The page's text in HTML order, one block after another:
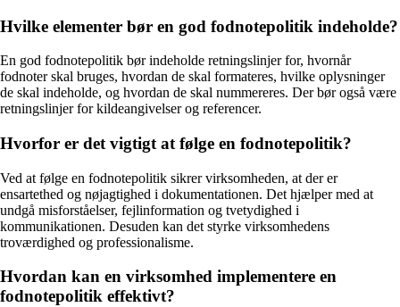
Hvilke elementer bør en god fodnotepolitik indeholde?
En god fodnotepolitik bør indeholde retningslinjer for, hvornår
fodnoter skal bruges, hvordan de skal formateres, hvilke oplysninger
de skal indeholde, og hvordan de skal nummereres. Der bør også være
retningslinjer for kildeangivelser og referencer.
Hvorfor er det vigtigt at følge en fodnotepolitik?
Ved at følge en fodnotepolitik sikrer virksomheden, at der er
ensartethed og nøjagtighed i dokumentationen. Det hjælper med at
undgå misforståelser, fejlinformation og tvetydighed i
kommunikationen. Desuden kan det styrke virksomhedens
troværdighed og professionalisme.
Hvordan kan en virksomhed implementere en
fodnotepolitik effektivt?